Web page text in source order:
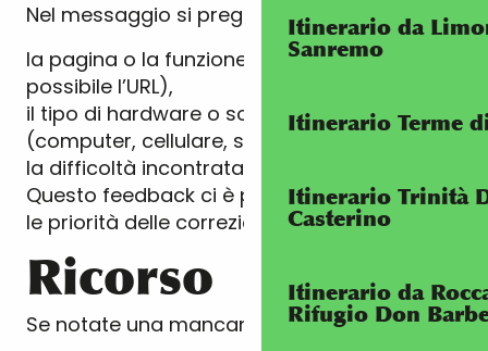
Itinerario da
Sanremo
Itinerario Terme
Itinerario Trinità
Casterino
Itinerario da
Rifugio Don
Nel messaggio si prega di specificare :
la pagina o la funzione interessata (se
possibile l’URL),
il tipo di hardware o software utilizzato
(computer, cellulare, screen reader, ecc.),
la difficoltà incontrata.
Questo feedback ci è prezioso per stabilire
le priorità delle correzioni.
Ricorso
Se notate una mancanza di accessibilità e :